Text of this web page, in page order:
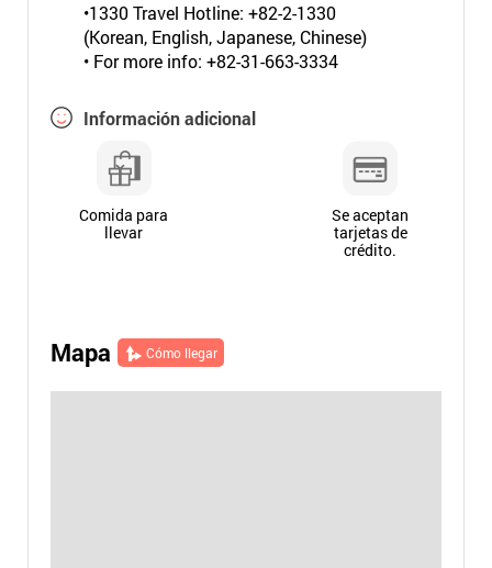
•1330 Travel Hotline: +82-2-1330
(Korean, English, Japanese, Chinese)
• For more info: +82-31-663-3334
Información adicional
Comida para
llevar
Se aceptan
tarjetas de
crédito.
Mapa Cómo llegar